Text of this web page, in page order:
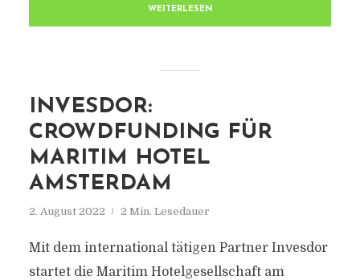
WEITERLESEN
INVESDOR:
CROWDFUNDING FÜR
MARITIM HOTEL
AMSTERDAM
2. August 2022 2 Min. Lesedauer
Mit dem international tätigen Partner Invesdor
startet die Maritim Hotelgesellschaft am